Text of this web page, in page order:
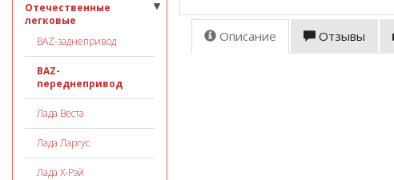
Отечественные
легковые
ВАZ-заднепривод
ВАZ-
переднепривод
Лада Веста
Лада Ларгус
Лада Х-Рэй
Описание Отзывы